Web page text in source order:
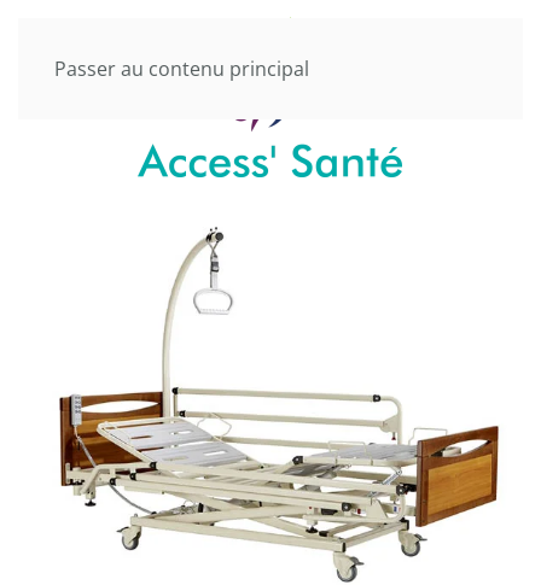
Passer au contenu principal